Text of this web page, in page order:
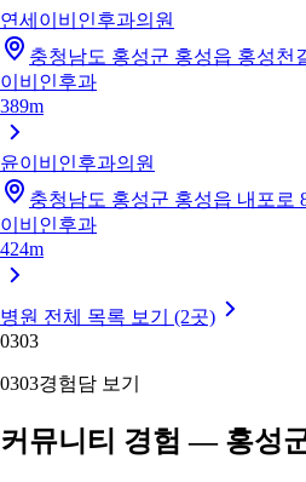
연세이비인후과의원
충청남도 홍성군 홍성읍 홍성천
이비인후과
389m
윤이비인후과의원
충청남도 홍성군 홍성읍 내포로
이비인후과
424m
병원 전체 목록 보기 (2곳)
0303
0303경험담 보기
커뮤니티 경험 — 홍성